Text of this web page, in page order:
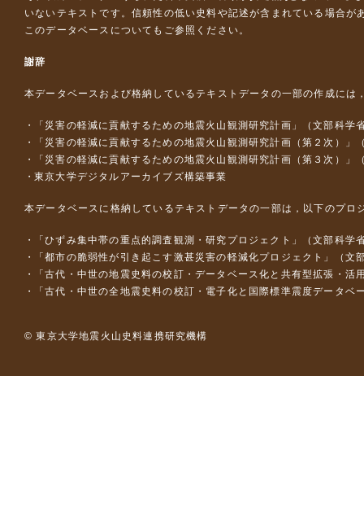
いないテキストです。信頼性の低い史料や記述が含まれている場合が
このデータベースについて もご参照ください。
謝辞
本データベースおよび格納しているテキストデータの一部の作成には
「災害の軽減に貢献するための地震火山観測研究計画」（文部科学
「災害の軽減に貢献するための地震火山観測研究計画（第２次）」
「災害の軽減に貢献するための地震火山観測研究計画（第３次）」
東京大学デジタルアーカイブズ構築事業
本データベースに格納しているテキストデータの一部は，以下のプロ
「ひずみ集中帯の重点的調査観測・研究プロジェクト」（文部科
「都市の脆弱性が引き起こす激甚災害の軽減化プロジェクト」（
「古代・中世の地震史料の校訂・データベース化と共有型拡張・
「古代・中世の全地震史料の校訂・電子化と国際標準震度データ
© 東京大学地震火山史料連携研究機構